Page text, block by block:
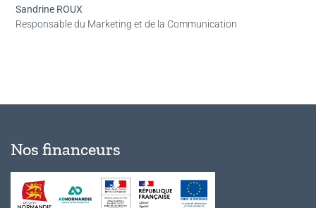
Sandrine ROUX
Responsable du Marketing et de la Communication
Nos financeurs